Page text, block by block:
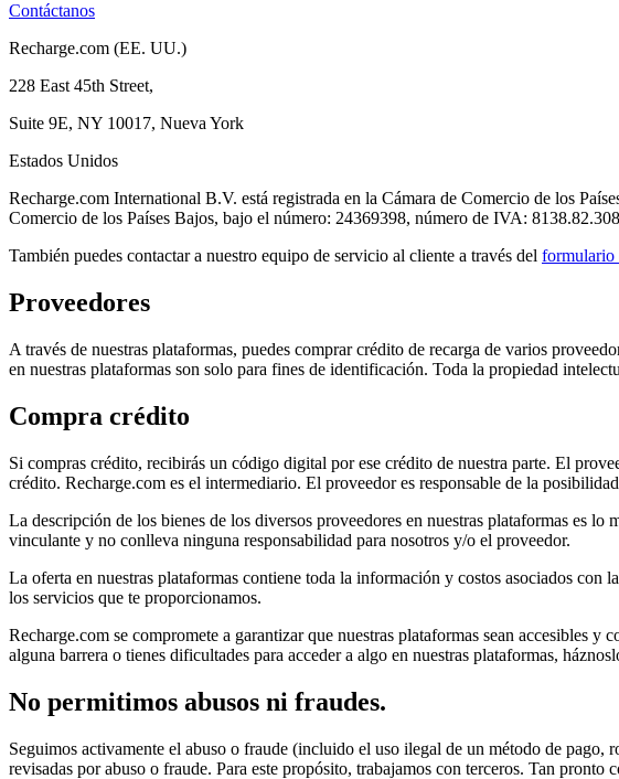
Contáctanos
Recharge.com (EE. UU.)
228 East 45th Street,
Suite 9E, NY 10017, Nueva York
Estados Unidos
Recharge.com International B.V. está registrada en la Cámara de Comercio de los
Comercio de los Países Bajos, bajo el número: 24369398, número de IVA:
También puedes contactar a nuestro equipo de servicio al cliente a través del formulario
Proveedores
A través de nuestras plataformas, puedes comprar crédito de recarga de varios
en nuestras plataformas son solo para fines de identificación. Toda la propiedad
Compra crédito
Si compras crédito, recibirás un código digital por ese crédito de nuestra parte. El
crédito. Recharge.com es el intermediario. El proveedor es responsable de la
La descripción de los bienes de los diversos proveedores en nuestras plataformas es
vinculante y no conlleva ninguna responsabilidad para nosotros y/o el proveedor.
La oferta en nuestras plataformas contiene toda la información y costos asociados
los servicios que te proporcionamos.
Recharge.com se compromete a garantizar que nuestras plataformas sean accesibles
alguna barrera o tienes dificultades para acceder a algo en nuestras plataformas,
No permitimos abusos ni fraudes.
Seguimos activamente el abuso o fraude (incluido el uso ilegal de un método de pago,
revisadas por abuso o fraude. Para este propósito, trabajamos con terceros. Tan